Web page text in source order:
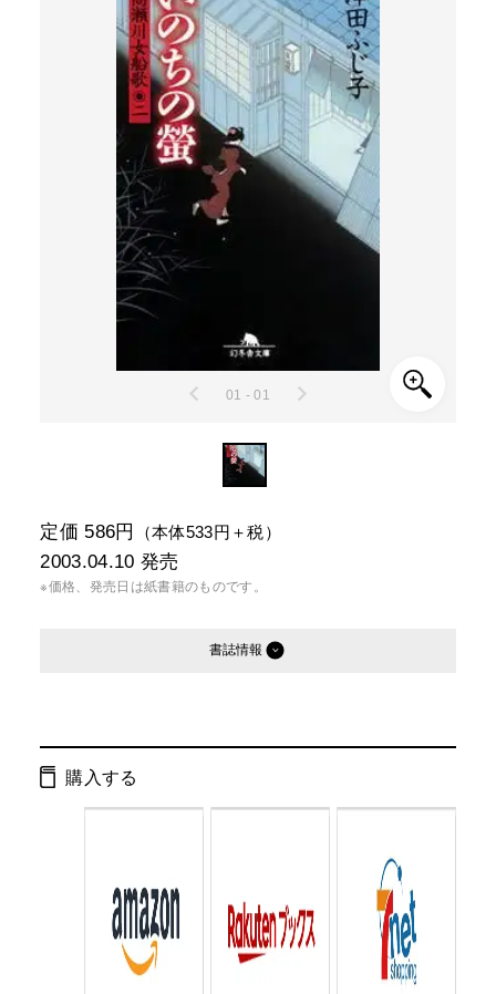
01 - 01
定価 586円 （本体533円＋税）
2003.04.10 発売
※価格、発売日は紙書籍のものです。
書誌情報
ISBN： 9784344403444
判型：
購入する